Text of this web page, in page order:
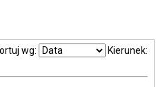
wg: Kierunek: